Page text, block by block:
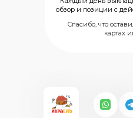
обзор и позиции с
Спасибо, что
картах